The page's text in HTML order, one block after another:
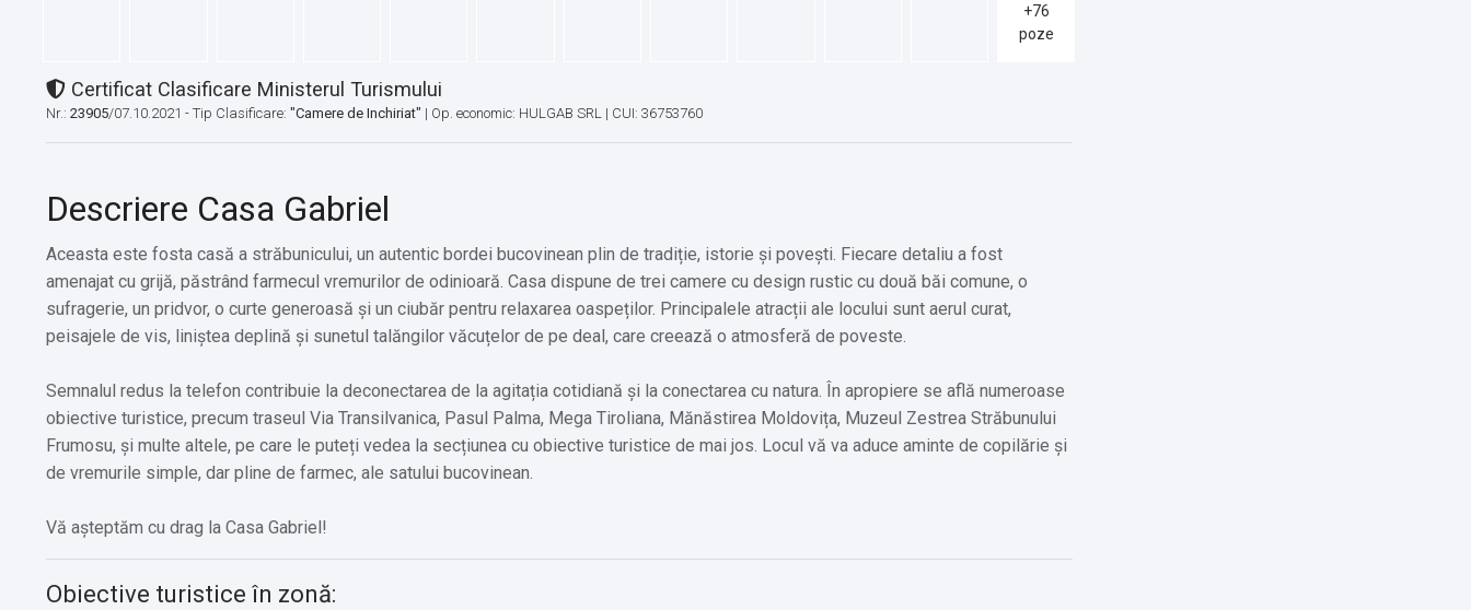
+76
poze
Certificat Clasificare Ministerul Turismului
Nr.: 23905/07.10.2021 - Tip Clasificare: "Camere de Inchiriat" | Op. economic: HULGAB SRL | CUI: 36753760
Descriere Casa Gabriel
Aceasta este fosta casă a străbunicului, un autentic bordei bucovinean plin de tradiție, istorie și povești. Fiecare detaliu a fost
amenajat cu grijă, păstrând farmecul vremurilor de odinioară. Casa dispune de trei camere cu design rustic cu două băi comune, o
sufragerie, un pridvor, o curte generoasă și un ciubăr pentru relaxarea oaspeților. Principalele atracții ale locului sunt aerul curat,
peisajele de vis, liniștea deplină și sunetul talăngilor văcuțelor de pe deal, care creează o atmosferă de poveste.
Semnalul redus la telefon contribuie la deconectarea de la agitația cotidiană și la conectarea cu natura. În apropiere se află numeroase
obiective turistice, precum traseul Via Transilvanica, Pasul Palma, Mega Tiroliana, Mănăstirea Moldovița, Muzeul Zestrea Străbunului
Frumosu, și multe altele, pe care le puteți vedea la secțiunea cu obiective turistice de mai jos. Locul vă va aduce aminte de copilărie și
de vremurile simple, dar pline de farmec, ale satului bucovinean.
Vă așteptăm cu drag la Casa Gabriel!
Obiective turistice în zonă: